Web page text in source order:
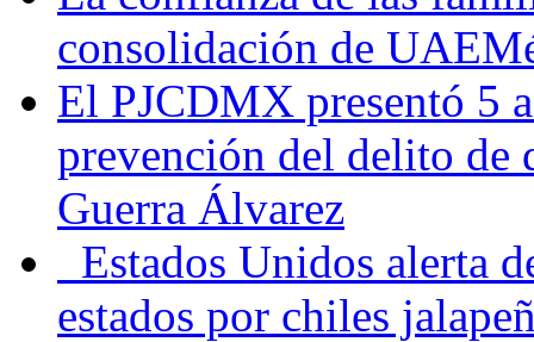
consolidación de
El PJCDMX presentó 5
prevención del delito de
Guerra Álvarez
Estados Unidos alerta
estados por chiles